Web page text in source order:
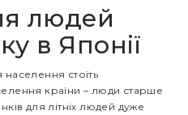
людей
в Японії
стоїть
країни – люди старше
для літніх людей дуже